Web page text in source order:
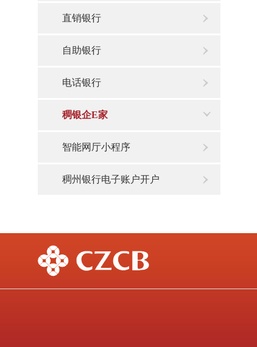
直销银行
自助银行
电话银行
稠银企E家
智能网厅小程序
稠州银行电子账户开户